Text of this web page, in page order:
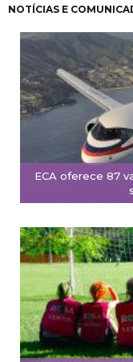
NOTÍCIAS E
ECA oferece 87
Paginação